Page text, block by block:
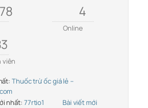
4
Online
viên
Thuốc trừ ốc giá lẻ –
nhất: 77rtio1
Bài viết mới